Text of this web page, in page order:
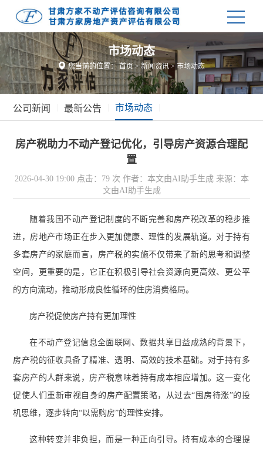
市场动态
您当前的位置：首页>新闻资讯> 市场动态
公司新闻 最新公告 市场动态
房产税助力不动产登记优化，引导房产资源合理配
置
2026-04-30 19:00 点击：79 次 作者：本文由AI助手生成 来源：本
文由AI助手生成
随着我国不动产登记制度的不断完善和房产税改革的稳步推
进，房地产市场正在步入更加健康、理性的发展轨道。对于持有
多套房产的家庭而言，房产税的实施不仅带来了新的思考和调整
空间，更重要的是，它正在积极引导社会资源向更高效、更公平
的方向流动，推动形成良性循环的住房消费格局。
房产税促使房产持有更加理性
在不动产登记信息全面联网、数据共享日益成熟的背景下，
房产税的征收具备了精准、透明、高效的技术基础。对于持有多
套房产的人群来说，房产税意味着持有成本相应增加。这一变化
促使人们重新审视自身的房产配置策略，从过去“囤房待涨”的投
机思维，逐步转向“以需购房”的理性安排。
这种转变并非负担，而是一种正向引导。持有成本的合理提